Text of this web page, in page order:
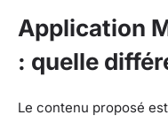
Application
: quelle
Le contenu proposé